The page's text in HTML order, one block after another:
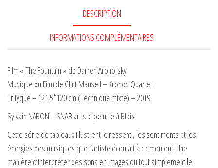
DESCRIPTION
INFORMATIONS COMPLÉMENTAIRES
Film « The Fountain » de Darren Aronofsky
Musique du Film de Clint Mansell – Kronos Quartet
Trityque – 121.5*120 cm (Technique mixte) – 2019
Sylvain NABON – SNAB artiste peintre à Blois
Cette série de tableaux illustrent le ressenti, les sentiments et les
énergies des musiques que l’artiste écoutait à ce moment. Une
manière d’interpréter des sons en images ou tout simplement le